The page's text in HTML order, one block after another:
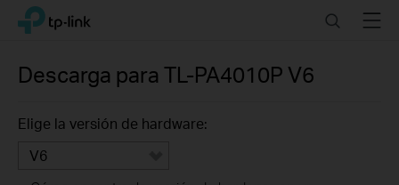
Click
navigation
TP-Link, Reliably Smart SearchMenu
Descarga para TL-PA4010P V6
Elige la versión de hardware:
V6